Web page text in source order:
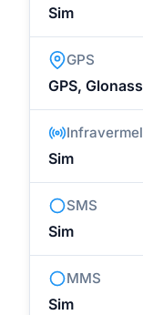
Sim
GPS
GPS,
Sim
SMS
Sim
MMS
Sim